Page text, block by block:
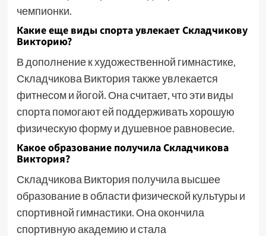
чемпионки.
Какие еще виды спорта увлекает Складчикову
Викторию?
В дополнение к художественной гимнастике,
Складчикова Виктория также увлекается
фитнесом и йогой. Она считает, что эти виды
спорта помогают ей поддерживать хорошую
физическую форму и душевное равновесие.
Какое образование получила Складчикова
Виктория?
Складчикова Виктория получила высшее
образование в области физической культуры и
спортивной гимнастики. Она окончила
спортивную академию и стала